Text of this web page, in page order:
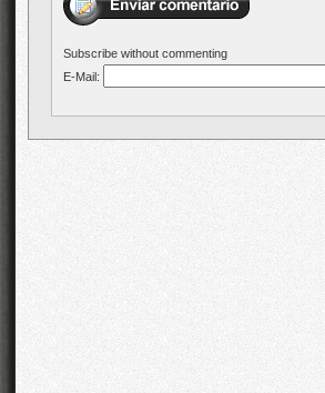
Subscribe without commenting
E-Mail: